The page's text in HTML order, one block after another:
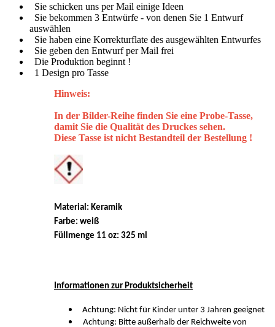
Sie schicken uns per Mail einige Ideen
Sie bekommen 3 Entwürfe - von denen Sie 1 Entwurf
auswählen
Sie haben eine Korrekturflate des ausgewählten Entwurfes
Sie geben den Entwurf per Mail frei
Die Produktion beginnt !
1 Design pro Tasse
Hinweis:
In der Bilder-Reihe finden Sie eine Probe-Tasse,
damit Sie die Qualität des Druckes sehen.
Diese Tasse ist nicht Bestandteil der Bestellung !
Material: Keramik
Farbe: weiß
Füllmenge 11 oz: 325 ml
Informationen zur Produktsicherheit
Achtung: Nicht für Kinder unter 3 Jahren geeignet
Achtung: Bitte außerhalb der Reichweite von